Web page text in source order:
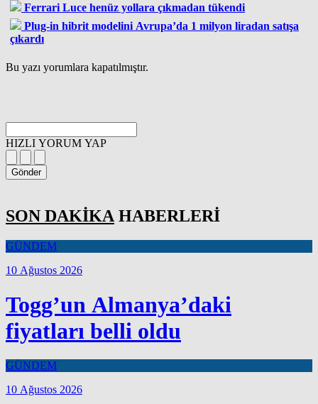
Ferrari Luce henüz yollara çıkmadan tükendi
Plug-in hibrit modelini Avrupa’da 1 milyon liradan satışa
çıkardı
Bu yazı yorumlara kapatılmıştır.
HIZLI YORUM YAP
Gönder
SON DAKİKA HABERLERİ
GÜNDEM
10 Ağustos 2026
Togg’un Almanya’daki
fiyatları belli oldu
GÜNDEM
10 Ağustos 2026